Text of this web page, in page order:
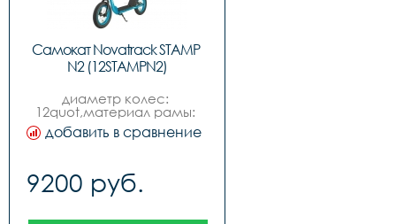
Самокат Novatrack STAMP
N2 (12STAMPN2)
диаметр колес:
12quot,материал рамы:
сталь,пол: для
мальчиковдля
100кг,материал колес:
бутил, камера,место
кг,возраст: 5
добавить в сравнение
9200 руб.